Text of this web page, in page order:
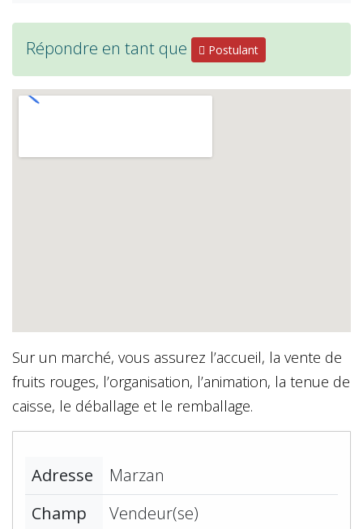
Répondre en tant que Postulant
Sur un marché, vous assurez l’accueil, la vente de
fruits rouges, l’organisation, l’animation, la tenue de
caisse, le déballage et le remballage.
Adresse
Marzan
Champ
Vendeur(se)